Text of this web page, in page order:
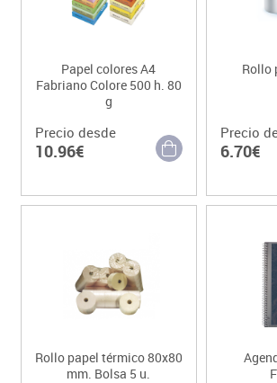
Papel colores A4
Fabriano Colore 500 h. 80
g
Precio desde
10.96€
Rollo
Precio
6.70€
Rollo papel térmico 80x80
mm. Bolsa 5 u.